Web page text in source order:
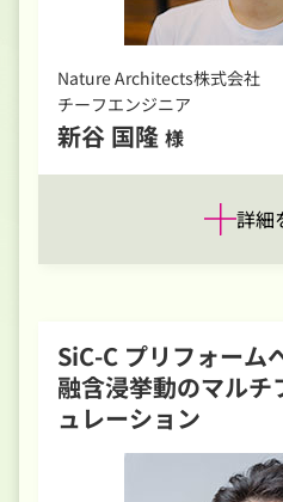
Nature Architects株式会社
チーフエンジニア
新谷 国隆 様
詳細
SiC-C プリフォーム
融含浸挙動のマルチ
ュレーション